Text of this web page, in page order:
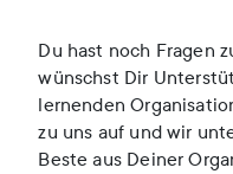
Du hast noch Fragen
wünschst Dir
lernenden
zu uns auf und wir
Beste aus Deiner